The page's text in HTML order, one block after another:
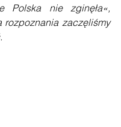
Polska nie zginęła«,
rozpoznania zaczęliśmy